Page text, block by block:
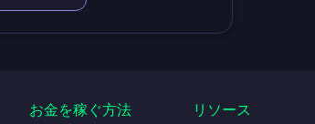
お金を稼ぐ方法 リソース